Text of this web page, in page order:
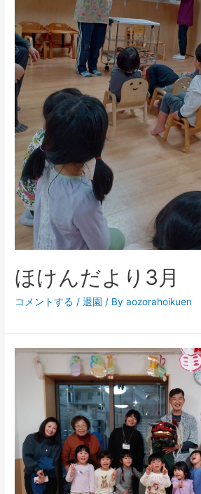
ほけんだより3月
コメントする /退園 / Byaozorahoikuen